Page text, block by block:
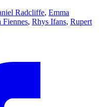
Radcliffe, Emma
Fiennes, Rhys Ifans, Rupert